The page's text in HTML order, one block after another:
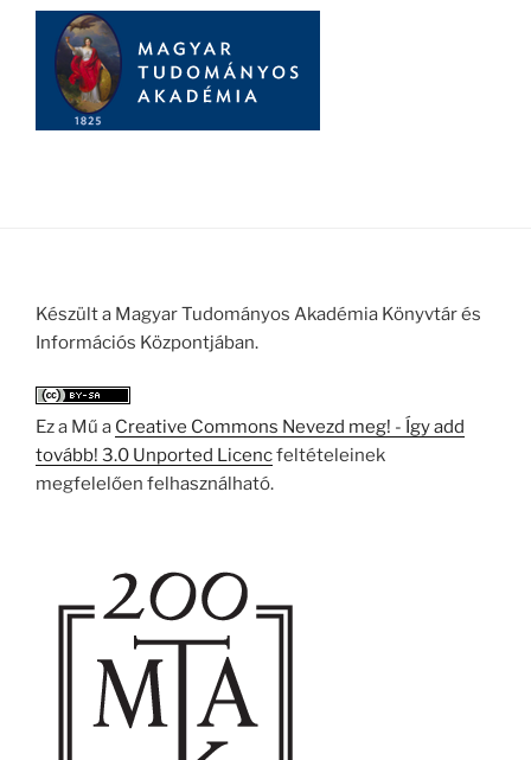
Készült a Magyar Tudományos Akadémia Könyvtár és
Információs Központjában.
Ez a Mű a Creative Commons Nevezd meg! - Így add
tovább! 3.0 Unported Licencfeltételeinek
megfelelően felhasználható.